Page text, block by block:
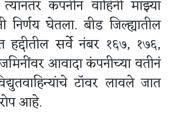
कंपनीनं वाहिनी माझ्या
निर्णय घेतला. बीड जिल्ह्यातील
सर्वे नंबर १६७, १७६,
आवादा कंपनीच्या वतीनं
टॉवर लावले जात
आहे.